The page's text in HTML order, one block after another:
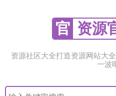
官 资源
资源社区大全打造资源网站大
一波
搜